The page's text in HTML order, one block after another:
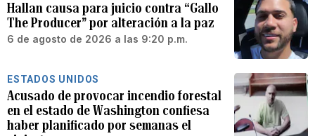
Hallan causa para juicio contra “Gallo
The Producer” por alteración a la paz
6 de agosto de 2026 a las 9:20 p.m.
ESTADOS UNIDOS
Acusado de provocar incendio forestal
en el estado de Washington confiesa
haber planificado por semanas el